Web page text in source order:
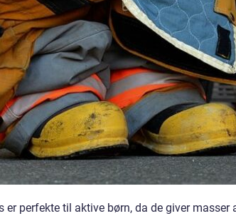
er perfekte til aktive børn, da de giver